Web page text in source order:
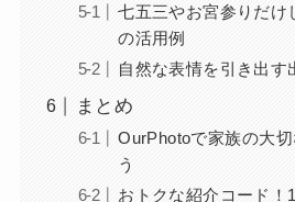
七五三やお宮参りだけ
の活用例
自然な表情を引き出す
まとめ
OurPhotoで家族の大
う
おトクな紹介コード！